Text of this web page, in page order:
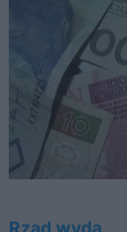
Rząd wyda